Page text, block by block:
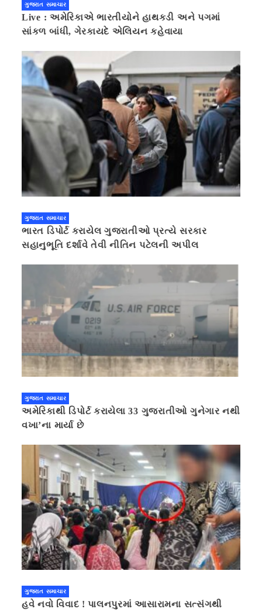
ગુજરાત સમાચાર
Live : અમેરિકાએ ભારતીયોને હાથકડી અને પગમાં
સાંકળ બાંધી, ગેરકાયદે એલિયન કહેવાયા
ગુજરાત સમાચાર
ભારત ડિપોર્ટ કરાયેલ ગુજરાતીઓ પ્રત્યે સરકાર
સહાનુભૂતિ દર્શાવે તેવી નીતિન પટેલની અપીલ
ગુજરાત સમાચાર
અમેરિકાથી ડિપોર્ટ કરાયેલા 33 ગુજરાતીઓ ગુનેગાર નથી
વખા’ના માર્યા છે
ગુજરાત સમાચાર
હવે નવો વિવાદ ! પાલનપુરમાં આસારામના સત્સંગથી